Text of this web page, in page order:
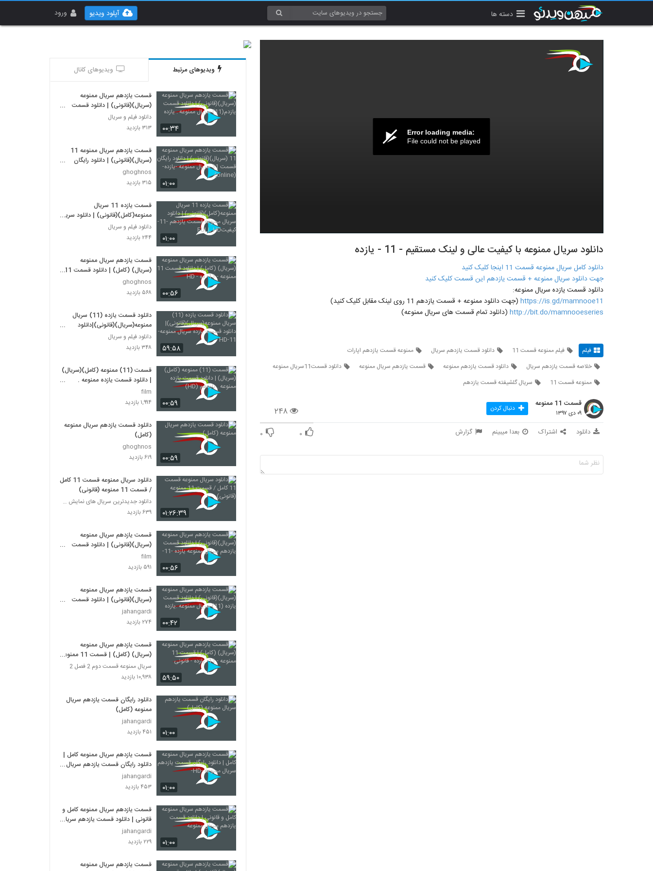
دسته ها ورود آپلود ویدیو
Error loading media:
File could not be played
دانلود سریال ممنوعه با کیفیت عالی و لینک مستقیم - 11 - یازده
دانلود کامل سریال ممنوعه قسمت 11 اینجا کلیک کنید
جهت دانلود سریال ممنوعه + قسمت یازدهم این قسمت کلیک کنید
دانلود قسمت یازده سریال ممنوعه:
https://is.gd/mamnooe11 (جهت دانلود ممنوعه + قسمت یازدهم 11 روی لینک مقابل کلیک کنید)
http://bit.do/mamnooeseries (دانلود تمام قسمت های سریال ممنوعه)
فیلم فیلم ممنوعه قسمت 11 دانلود قسمت یازدهم سریال
ممنوعه قسمت یازدهم اپارات
خلاصه قسمت یازدهم سریال
دانلود قسمت یازدهم ممنوعه قسمت یازدهم سریال ممنوعه
دانلود قسمت11سریال ممنوعه
ممنوعه قسمت 11
سريال گلشيفته قسمت یازدهم
۲۴۸
قسمت 11 ممنوعه
۰۹ دی ۱۳۹۷ دنبال کردن
دانلود اشتراک بعدا میبینم گزارش ۰ ۰
ویدیوهای مرتبط ویدیوهای کانال
۰۰:۳۴
قسمت یازدهم سریال ممنوعه
(سریال)(قانونی) | دانلود قسمت
یازدم(11) سریال ممنوعه . یازده
دانلود فیلم و سریال
۳۱۳ بازدید
۰۱:۰۰
قسمت یازدهم سریال ممنوعه 11
(سریال)(قانونی) | دانلود رایگان
قسمت 11 سریال ممنوعه -یازده-
(online)
ghoghnos
۳۱۵ بازدید
۰۱:۰۰
قسمت یازده 11 سریال
ممنوعه(کامل)(قانونی) | دانلود سریال
کیفیتFULL HD
دانلود فیلم و سریال
۲۴۴ بازدید
۰۰:۵۶
قسمت یازدهم سریال ممنوعه
(سریال) (کامل) | دانلود قسمت 11
ممنوعه - 11- ده - HD
ghoghnos
۵۶۸ بازدید
۵۹:۵۸
دانلود قسمت یازده (11) سریال
ممنوعه(سریال)(قانونی)|دانلود
قسمت یازده سریال ممنوعه- 11-HD
دانلود فیلم و سریال
۳۴۸ بازدید
۰۰:۵۹
قسمت (11) ممنوعه (کامل)(سریال)
| دانلود قسمت یازده ممنوعه .
یازدهم (HD)
film
۱,۹۹۴ بازدید
۰۰:۵۹
دانلود قسمت یازدهم سریال ممنوعه
(کامل)
ghoghnos
۶۱۹ بازدید
۰۱:۲۶:۳۹
دانلود سریال ممنوعه قسمت 11 کامل
/ قسمت 11 ممنوعه (قانونی)
دانلود جدیدترین سریال های نمایش خانگی
۶۳۹ بازدید
۰۰:۵۶
قسمت یازدهم سریال ممنوعه
(سریال)(قانونی) | دانلود قسمت
یازدهم سریال ممنوعه یازده -11-
film
۵۹۱ بازدید
۰۰:۴۲
قسمت یازدهم سریال ممنوعه
(سریال)(قانونی) | دانلود قسمت
یازده (11) سریال ممنوعه .یازده
jahangardi
۲۷۴ بازدید
۵۹:۵۰
قسمت یازدهم سریال ممنوعه
(سریال) (کامل) | قسمت 11 ممنوعه
- 11- یازده - قانونی
سریال ممنوعه قسمت دوم 2 فصل 2
۱۰,۹۳۸ بازدید
۰۱:۰۰
دانلود رایگان قسمت یازدهم سریال
ممنوعه (کامل)
jahangardi
۴۵۱ بازدید
۰۱:۰۰
قسمت یازدهم سریال ممنوعه کامل |
دانلود رایگان قسمت یازدهم سریال
ممنوعه -HD-
jahangardi
۴۵۳ بازدید
۰۱:۰۰
قسمت یازدهم سریال ممنوعه کامل و
قانونی | دانلود قسمت یازدهم سریال
ممنوعه
jahangardi
۲۲۹ بازدید
قسمت یازدهم سریال ممنوعه